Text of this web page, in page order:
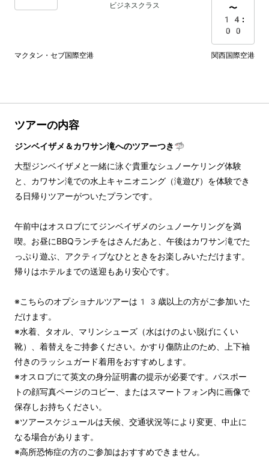
ビジネスクラス
〜
14:
00
マクタン・セブ国際空港 関西国際空港
ツアーの内容
ジンベイザメ＆カワサン滝へのツアーつき🦈
大型ジンベイザメと一緒に泳ぐ貴重なシュノーケリング体験
と、カワサン滝での水上キャニオニング（滝遊び）を体験でき
る日帰りツアーがついたプランです。
午前中はオスロブにてジンベイザメのシュノーケリングを満
喫。お昼にBBQランチをはさんだあと、午後はカワサン滝でた
っぷり遊ぶ、アクティブなひとときをお楽しみいただけます。
帰りはホテルまでの送迎もあり安心です。
※こちらのオプショナルツアーは13歳以上の方がご参加いた
だけます。
※水着、タオル、マリンシューズ（水はけのよい脱げにくい
靴）、着替えをご持参ください。かすり傷防止のため、上下袖
付きのラッシュガード着用をおすすめします。
※オスロブにて英文の身分証明書の提示が必要です。パスポー
トの顔写真ページのコピー、またはスマートフォン内に画像で
保存しお持ちください。
※ツアースケジュールは天候、交通状況等により変更、中止に
なる場合があります。
※高所恐怖症の方のご参加はおすすめできません。